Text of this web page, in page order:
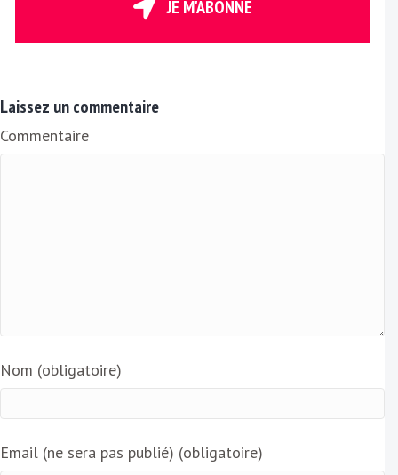
E
i
l
JE M'ABONNE
Laissez un commentaire
Commentaire
Nom (obligatoire)
Email (ne sera pas publié) (obligatoire)